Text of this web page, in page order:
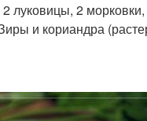
луковицы, 2
и кориандра